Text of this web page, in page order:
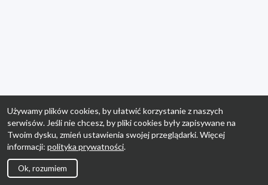
Używamy plików cookies, by ułatwić korzystanie z naszych
serwisów. Jeśli nie chcesz, by pliki cookies były zapisywane na
Twoim dysku, zmień ustawienia swojej przeglądarki. Więcej
informacji: polityka prywatności.
Ok, rozumiem